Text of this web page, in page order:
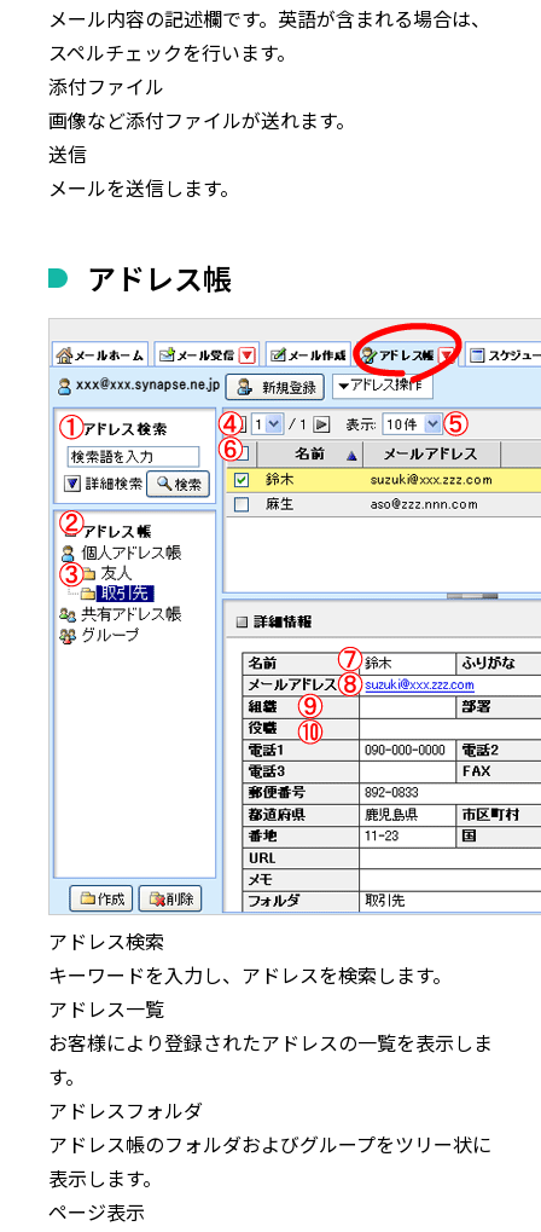
メール内容の記述欄です。英語が含まれる場合は、
スペルチェックを行います。
添付ファイル
画像など添付ファイルが送れます。
送信
メールを送信します。
アドレス帳
アドレス検索
キーワードを入力し、アドレスを検索します。
アドレス一覧
お客様により登録されたアドレスの一覧を表示しま
す。
アドレスフォルダ
アドレス帳のフォルダおよびグループをツリー状に
表示します。
ページ表示